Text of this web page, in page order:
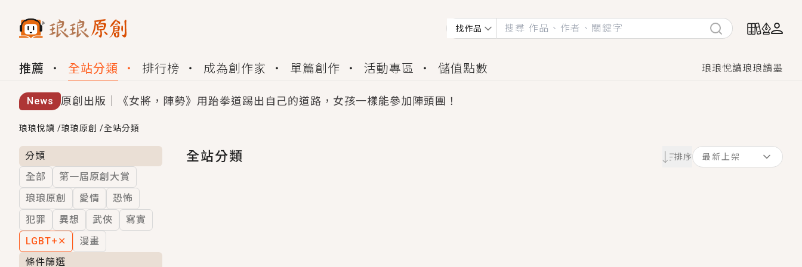
找作品
推薦 全站分類 排行榜 成為創作家 單篇創作 活動專區 儲值點數 琅琅悅讀琅琅讀墨
News 原創出版｜《女將，陣勢》用跆拳道踢出自己的道路，女孩一樣能參加陣頭團！
創,作家招募｜華文小說創作首選！有機會獲得豐富廣宣資源、專屬服務與獨享福利！
小編心動書單｜《離婚你提的，二婚嫁大佬，你哭什麼？》追妻火葬場！前夫失憶移情別戀，她頭也不回找新歡，他居然還後悔了？
GL｜《夏日與檸檬與重疊世界》炎熱的夏日、檸檬的香氣、互相愛慕的兩位少女，今夏最推純愛GL漫畫！
BL｜《費洛蒙中毒》救命！特殊費洛蒙體質世界觀，無法抗拒的吸引力，已中毒Σ>―(〃°ω°〃)♡→
OMG你嚇到我了｜《陰陽鬼店》上班族買了房子模型，但現實中買下的竟是屬於他的停屍櫃？！
言情｜《國語推行員》每個人心中都有一個連自己也無法改變的永恆， 他的一生將不由自主追逐著她……
琅琅悅讀 /琅琅原創 /全站分類
分類
全部
第一屆原創大賞
琅琅原創
愛情
恐怖
犯罪
異想 武俠
寫實
LGBT+ ✕
漫畫
條件篩選
全站分類 排序 最新上架